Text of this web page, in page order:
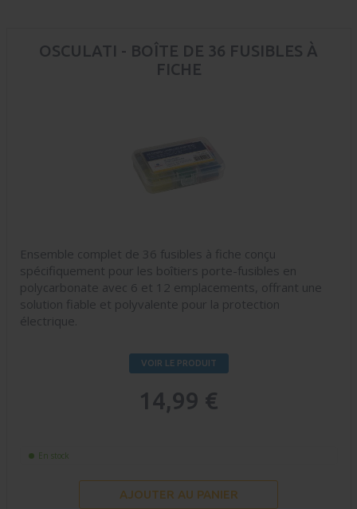
OSCULATI - BOÎTE DE 36 FUSIBLES À
FICHE
Ensemble complet de 36 fusibles à fiche conçu
spécifiquement pour les boîtiers porte-fusibles en
polycarbonate avec 6 et 12 emplacements, offrant une
solution fiable et polyvalente pour la protection
électrique.
VOIR LE PRODUIT
14,99 €
En stock
AJOUTER AU PANIER